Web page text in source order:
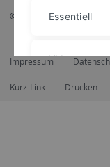
© 2026 Eberhard Karls
Impressum
Kurz-Link Drucken
Essentiell
Videos